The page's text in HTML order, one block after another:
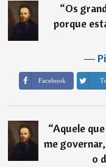
“Os
porque
―
Facebook
“Aquele
me
o